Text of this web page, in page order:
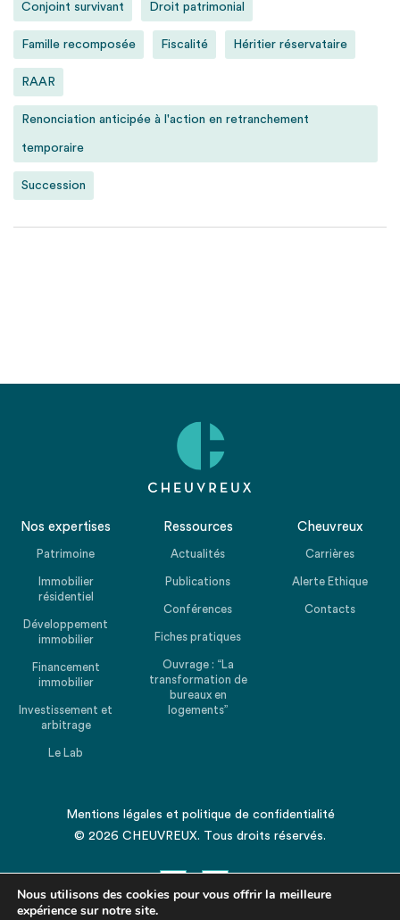
Conjoint survivant Droit patrimonial
Famille recomposée Fiscalité Héritier réservataire
RAAR
Renonciation anticipée à l'action en retranchement
temporaire
Succession
Nos expertises
Patrimoine
Immobilier
résidentiel
Développement
immobilier
Financement
immobilier
Investissement et
arbitrage
Le Lab
Ressources
Actualités
Publications
Conférences
Fiches pratiques
Ouvrage : “La
transformation de
bureaux en
logements”
Cheuvreux
Carrières
Alerte Ethique
Contacts
Mentions légales et politique de confidentialité
© 2026 CHEUVREUX. Tous droits réservés.
Nous utilisons des cookies pour vous offrir la meilleure
expérience sur notre site.